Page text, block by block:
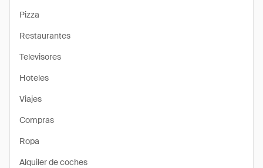
Pizza
Restaurantes
Televisores
Hoteles
Viajes
Compras
Ropa
Alquiler de coches